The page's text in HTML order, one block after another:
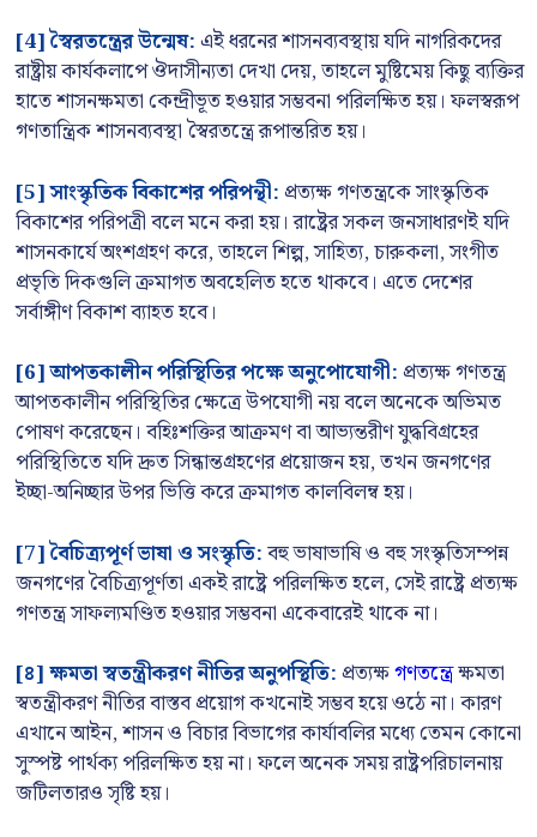
[4] স্বৈরতন্ত্রের উন্মেষ:এই ধরনের শাসনব্যবস্থায় যদি নাগরিকদের
রাষ্ট্রীয় কার্যকলাপে ঔদাসীন্যতা দেখা দেয়, তাহলে মুষ্টিমেয় কিছু ব্যক্তির
হাতে শাসনক্ষমতা কেন্দ্রীভূত হওয়ার সম্ভবনা পরিলক্ষিত হয়। ফলস্বরূপ
গণতান্ত্রিক শাসনব্যবস্থা স্বৈরতন্ত্রে রূপান্তরিত হয়।
[5] সাংস্কৃতিক বিকাশের পরিপন্থী:প্রত্যক্ষ গণতন্ত্রকে সাংস্কৃতিক
বিকাশের পরিপত্রী বলে মনে করা হয়। রাষ্ট্রের সকল জনসাধারণই যদি
শাসনকার্যে অংশগ্রহণ করে, তাহলে শিল্প, সাহিত্য, চারুকলা, সংগীত
প্রভৃতি দিকগুলি ক্রমাগত অবহেলিত হতে থাকবে। এতে দেশের
সর্বাঙ্গীণ বিকাশ ব্যাহত হবে।
[6] আপতকালীন পরিস্থিতির পক্ষে অনুপোযোগী:প্রত্যক্ষ গণতন্ত্র
আপতকালীন পরিস্থিতির ক্ষেত্রে উপযোগী নয় বলে অনেকে অভিমত
পোষণ করেছেন। বহিঃশক্তির আক্রমণ বা আভ্যন্তরীণ যুদ্ধবিগ্রহের
পরিস্থিতিতে যদি দ্রুত সিন্ধান্তগ্রহণের প্রয়োজন হয়, তখন জনগণের
ইচ্ছা-অনিচ্ছার উপর ভিত্তি করে ক্রমাগত কালবিলম্ব হয়।
[7] বৈচিত্র্যপূর্ণ ভাষা ও সংস্কৃতি:বহু ভাষাভাষি ও বহু সংস্কৃতিসম্পন্ন
জনগণের বৈচিত্র্যপূর্ণতা একই রাষ্ট্রে পরিলক্ষিত হলে, সেই রাষ্ট্রে প্রত্যক্ষ
গণতন্ত্র সাফল্যমণ্ডিত হওয়ার সম্ভবনা একেবারেই থাকে না।
[৪] ক্ষমতা স্বতন্ত্রীকরণ নীতির অনুপস্থিতি:প্রত্যক্ষগণতন্ত্রেক্ষমতা
স্বতন্ত্রীকরণ নীতির বাস্তব প্রয়োগ কখনোই সম্ভব হয়ে ওঠে না। কারণ
এখানে আইন, শাসন ও বিচার বিভাগের কার্যাবলির মধ্যে তেমন কোনো
সুস্পষ্ট পার্থক্য পরিলক্ষিত হয় না। ফলে অনেক সময় রাষ্ট্রপরিচালনায়
জটিলতারও সৃষ্টি হয়।